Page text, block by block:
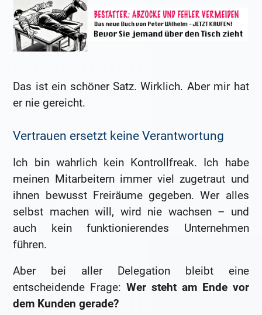
Das ist ein schöner Satz. Wirklich. Aber mir hat
er nie gereicht.
Vertrauen ersetzt keine Verantwortung
Ich bin wahrlich kein Kontrollfreak. Ich habe
meinen Mitarbeitern immer viel zugetraut und
ihnen bewusst Freiräume gegeben. Wer alles
selbst machen will, wird nie wachsen – und
auch kein funktionierendes Unternehmen
führen.
Aber bei aller Delegation bleibt eine
entscheidende Frage:Wer steht am Ende vor
dem Kunden gerade?